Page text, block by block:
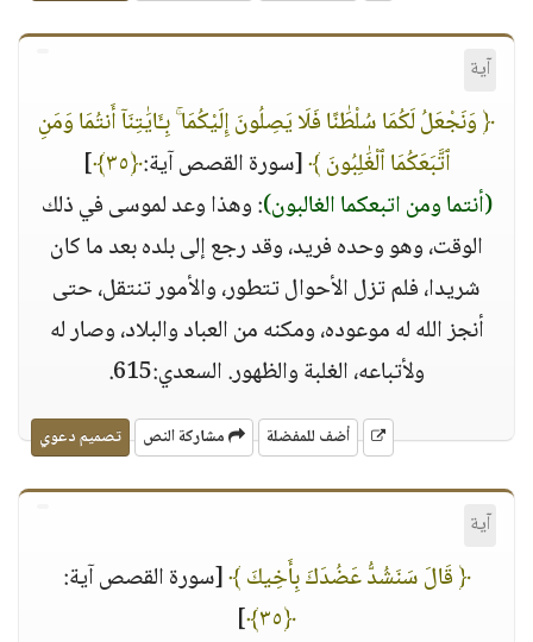
آية
﴿ وَنَجْعَلُ لَكُمَا سُلْطَٰنًا فَلَا يَصِلُونَ إِلَيْكُمَا ۚ بِـَٔايَٰتِنَآ أَنتُمَا وَمَنِ
ٱتَّبَعَكُمَا ٱلْغَٰلِبُونَ ﴾[سورة القصص آية:﴿٣٥﴾
]
(أنتما ومن اتبعكما الغالبون): وهذا وعد لموسى في ذلك
الوقت، وهو وحده فريد، وقد رجع إلى بلده بعد ما كان
شريدا، فلم تزل الأحوال تتطور، والأمور تنتقل، حتى
أنجز الله له موعوده، ومكنه من العباد والبلاد، وصار له
ولأتباعه، الغلبة والظهور. السعدي:615.
أضف للمفضلة مشاركة النص تصميم دعوي
آية
﴿ قَالَ سَنَشُدُّ عَضُدَكَ بِأَخِيكَ ﴾[سورة القصص آية:
﴿٣٥﴾
]